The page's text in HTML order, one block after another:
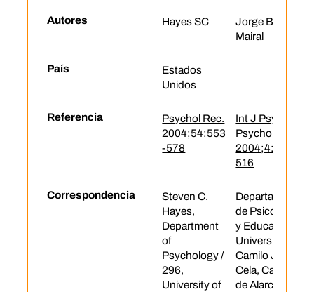
Autores Hayes SC
Jorge Barraca
Mairal
País
Estados
Unidos
Referencia
Psychol Rec.
2004;54:553
-578
Int J Psychol
Psychol Ther
2004;4:505-
516
Correspondencia
Steven C.
Hayes,
Department
of
Psychology /
296,
University of
Departamento
de Psicología
y Educación,
Universidad
Camilo José
Cela, Castillo
de Alarcón,